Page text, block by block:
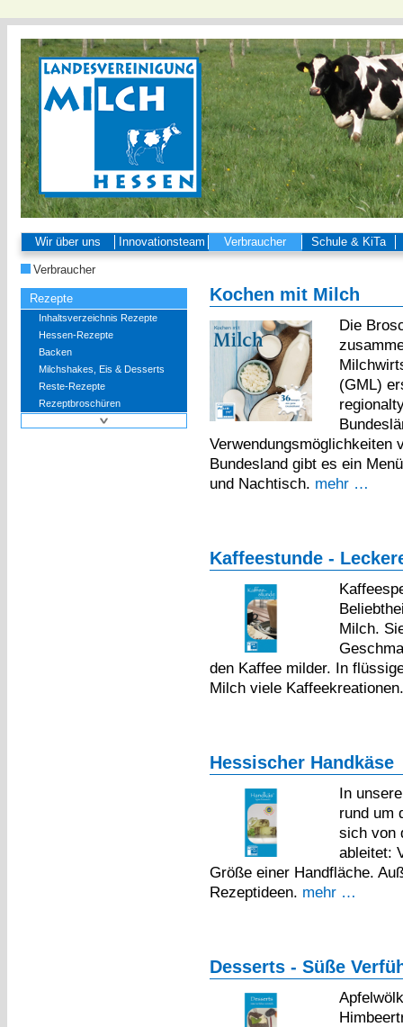
Wir über uns Innovationsteam Verbraucher Schule & KiTa
Verbraucher
Rezepte
Inhaltsverzeichnis Rezepte
Hessen-Rezepte
Backen
Milchshakes, Eis & Desserts
Reste-Rezepte
Rezeptbroschüren
Kochen mit Milch
Die
(GML)
Verwendungsmöglichkeiten
Bundesland gibt es ein
und Nachtisch. mehr …
Kaffeestunde -
Milch.
den Kaffee milder. In
Milch viele
Hessischer Handkäse
In
rund um
sich von
ableitet:
Größe einer Handfläche.
Rezeptideen. mehr …
Desserts - Süße